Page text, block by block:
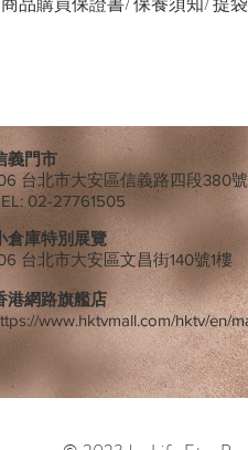
義門市
台北市大安區信義路四段380
02-27761505
倉庫特別展覽
台北市大安區文昌街140號1樓
港網路旗艦店
www.hktvmall.com/hktv/en/